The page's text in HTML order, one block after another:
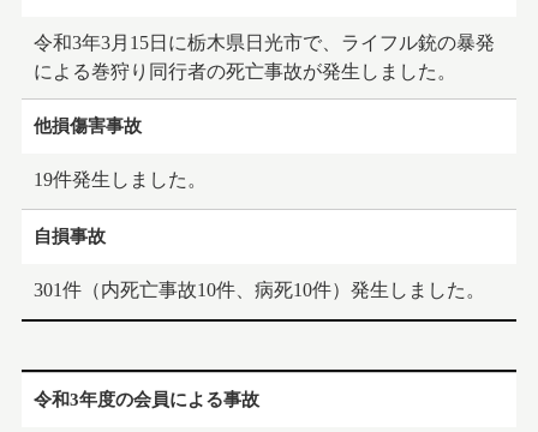
2022.05.06
お知らせ
佐々木大日本猟友会長が、春の叙勲で「旭日中綬章」を受
賞しました
2022.04.20
お知らせ
ウクライナ避難民支援のため、CIC（国際狩猟・野生動物保
2022.03.22
「狩猟生活」最新号の発売について
令和3年3月15日に栃木県日光市で、ライフル銃の暴発
による巻狩り同行者の死亡事故が発生しました。
他損傷害事故
19件発生しました。
自損事故
301件（内死亡事故10件、病死10件）発生しました。
令和3年度の会員による事故